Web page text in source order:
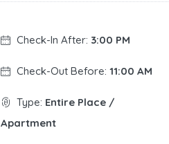
Check-In After: 3:00 PM
Check-Out Before:11:00 AM
Type: Entire Place /
Apartment